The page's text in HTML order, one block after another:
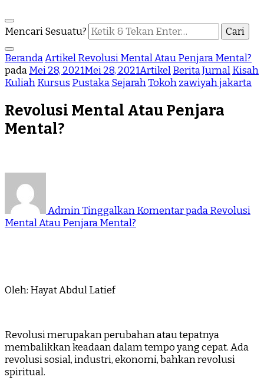
Mencari Sesuatu?
BerandaArtikelRevolusi Mental Atau Penjara Mental?
padaMei 28, 2021Mei 28, 2021ArtikelBeritaJurnalKisah
KuliahKursus PustakaSejarahTokohzawiyah jakarta
Revolusi Mental Atau Penjara
Mental?
AdminTinggalkan Komentarpada Revolusi
Mental Atau Penjara Mental?
Oleh: Hayat Abdul Latief
Revolusi merupakan perubahan atau tepatnya
membalikkan keadaan dalam tempo yang cepat. Ada
revolusi sosial, industri, ekonomi, bahkan revolusi
spiritual.